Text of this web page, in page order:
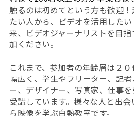
触るのは初めてという方も歓迎
たい人から、ビデオを活用した
来、ビデオジャーナリストを目
加ください。
これまで、参加者の年齢層は２
幅広く、学生やフリーター、記
ー、デザイナー、写真家、仕事
受講しています。様々な人と出
ら映像を学ぶ白熱教室です。